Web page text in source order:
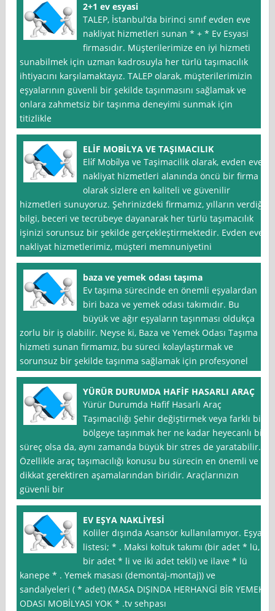
2+1 ev esyasi
TALEP, İstanbul‘da birinci sınıf evden eve
nakliyat hizmetleri sunan * + * Ev Esyasi
firmasıdır. Müşterilerimize en iyi hizmeti
sunabilmek için uzman kadrosuyla her türlü taşımacılık
ihtiyacını karşılamaktayız. TALEP olarak, müşterilerimizin
eşyalarının güvenli bir şekilde taşınmasını sağlamak ve
onlara zahmetsiz bir taşınma deneyimi sunmak için
titizlikle
ELİF MOBİLYA VE TAŞIMACILIK
Eli̇f Mobi̇lya ve Taşimacilik olarak, evden eve
nakliyat hizmetleri alanında öncü bir firma
olarak sizlere en kaliteli ve güvenilir
hizmetleri sunuyoruz. Şehrinizdeki firmamız, yılların verdiği
bilgi, beceri ve tecrübeye dayanarak her türlü taşımacılık
işinizi sorunsuz bir şekilde gerçekleştirmektedir. Evden eve
nakliyat hizmetlerimiz, müşteri memnuniyetini
baza ve yemek odası taşıma
Ev taşıma sürecinde en önemli eşyalardan
biri baza ve yemek odası takımıdır. Bu
büyük ve ağır eşyaların taşınması oldukça
zorlu bir iş olabilir. Neyse ki, Baza ve Yemek Odası Taşıma
hizmeti sunan firmamız, bu süreci kolaylaştırmak ve
sorunsuz bir şekilde taşınma sağlamak için profesyonel
YÜRÜR DURUMDA HAFİF HASARLI ARAÇ
Yürür Durumda Hafif Hasarlı Araç
Taşımacılığı Şehir değiştirmek veya farklı bir
bölgeye taşınmak her ne kadar heyecanlı bir
süreç olsa da, aynı zamanda büyük bir stres de yaratabilir.
Özellikle araç taşımacılığı konusu bu sürecin en önemli ve
dikkat gerektiren aşamalarından biridir. Araçlarınızın
güvenli bir
EV EŞYA NAKLİYESİ
Koliler dışında Asansör kullanılamıyor. Eşya
listesi; * . Maksi koltuk takımı (bir adet * lü,
bir adet * li ve iki adet tekli) ve ilave * lü
kanepe * . Yemek masası (demontaj-montaj)) ve
sandalyeleri ( * adet) (MASA DIŞINDA HERHANGİ BİR YEMEK
ODASI MOBİLYASI YOK * .tv sehpası